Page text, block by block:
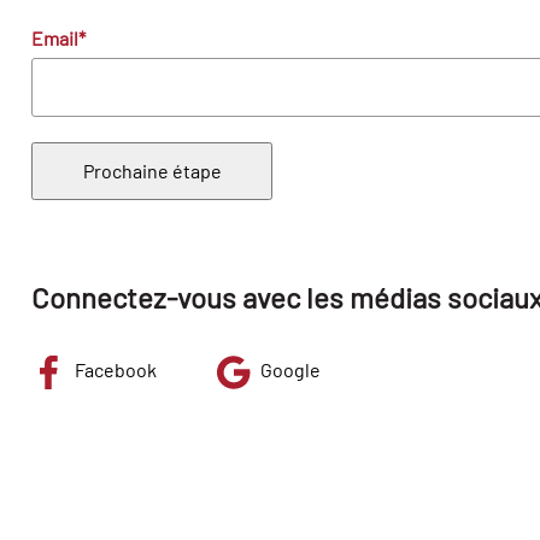
Email*
Prochaine étape
Connectez-vous avec les médias
Facebook Google